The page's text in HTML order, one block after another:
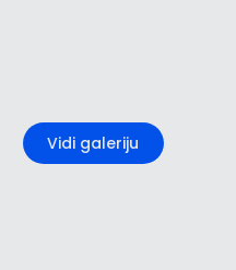
Vidi galeriju